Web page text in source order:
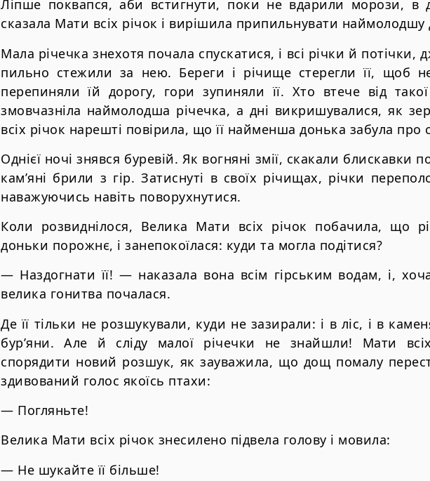
Ліпше поквапся, аби встигнути, поки не вдарили морози,
сказала Мати всіх річок і вирішила припильнувати наймолодшу
Мала річечка знехотя почала спускатися, і всі річки й потічки,
пильно стежили за нею. Береги і річище стерегли її, щоб
перепиняли їй дорогу, гори зупиняли її. Хто втече від
змовчазніла наймолодша річечка, а дні викришувалися, як
всіх річок нарешті повірила, що її найменша донька забула
Однієї ночі знявся буревій. Як вогняні змії, скакали блискавки
кам’яні брили з гір. Затиснуті в своїх річищах, річки
наважуючись навіть поворухнутися.
Коли розвиднілося, Велика Мати всіх річок побачила, що
доньки порожнє, і занепокоїлася: куди та могла подітися?
— Наздогнати її! — наказала вона всім гірським водам, і,
велика гонитва почалася.
Де її тільки не розшукували, куди не зазирали: і в ліс, і в
бур’яни. Але й сліду малої річечки не знайшли! Мати
спорядити новий розшук, як зауважила, що дощ помалу
здивований голос якоїсь птахи:
— Погляньте!
Велика Мати всіх річок знесилено підвела голову і мовила:
— Не шукайте її більше!